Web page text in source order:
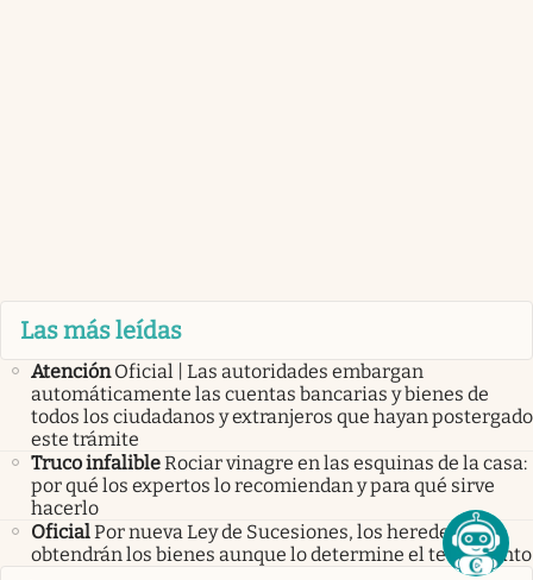
Las más leídas
Atención Oficial | Las autoridades embargan
automáticamente las cuentas bancarias y bienes de
todos los ciudadanos y extranjeros que hayan postergado
este trámite
Truco infalibleRociar vinagre en las esquinas de la casa:
por qué los expertos lo recomiendan y para qué sirve
hacerlo
OficialPor nueva Ley de Sucesiones, los herederos no
obtendrán los bienes aunque lo determine el testamento